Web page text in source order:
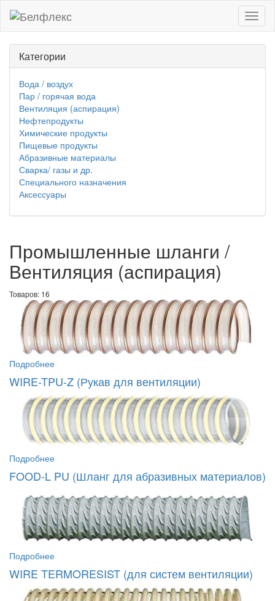
Категории
Вода / воздух
Пар / горячая вода
Вентиляция (аспирация)
Нефтепродукты
Химические продукты
Пищевые продукты
Абразивные материалы
Сварка/ газы и др.
Специального назначения
Аксессуары
Промышленные шланги /
Вентиляция (аспирация)
Товаров: 16
Подробнее
WIRE-TPU-Z (Рукав для вентиляции)
Подробнее
FOOD-L PU (Шланг для абразивных материалов)
Подробнее
WIRE TERMORESIST (для систем вентиляции)